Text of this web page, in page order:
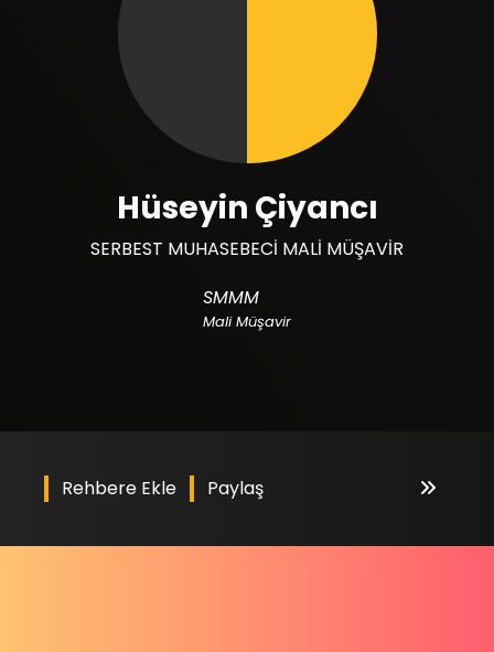
Hüseyin Çiyancı
SERBEST MUHASEBECİ MALİ MÜŞAVİR
SMMM
Mali Müşavir
Rehbere Ekle Paylaş